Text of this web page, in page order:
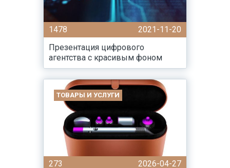
1478
2021-11-20
Презентация цифрового
агентства с красивым фоном
ТОВАРЫ И УСЛУГИ
273
2026-04-27